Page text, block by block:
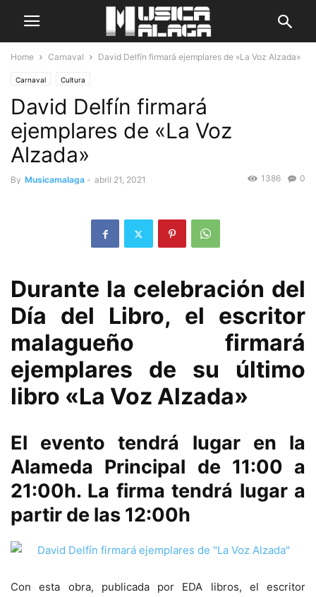
Home Carnaval David Delfín firmará ejemplares de «La Voz Alzada»
Carnaval Cultura
David Delfín firmará
ejemplares de «La Voz
Alzada»
By Musicamalaga - abril 21, 2021 0
1386
Durante la celebración del
Día del Libro, el escritor
malagueño firmará
ejemplares de su último
libro «La Voz Alzada»
El evento tendrá lugar en la
Alameda Principal de 11:00 a
21:00h. La firma tendrá lugar a
partir de las 12:00h
Con esta obra, publicada por EDA libros, el escritor